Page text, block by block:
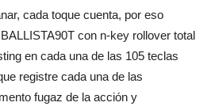
cada toque cuenta, por eso
con n-key rollover total
en cada una de las 105 teclas
registre cada una de las
fugaz de la acción y